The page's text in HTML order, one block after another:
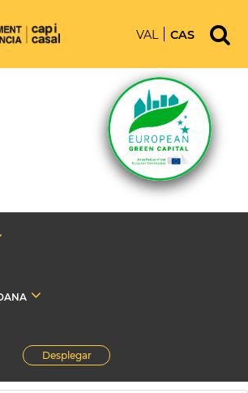
VAL CAS
Desplegar